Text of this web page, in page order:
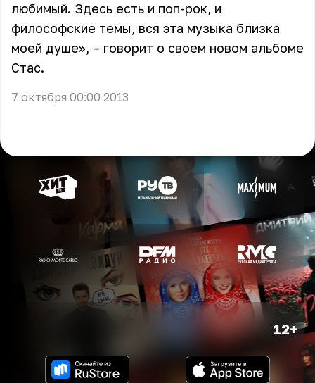
любимый. Здесь есть и поп-рок, и
философские темы, вся эта музыка близка
моей душе», – говорит о своем новом альбоме
Стас.
7 октября 00:00 2013
12+